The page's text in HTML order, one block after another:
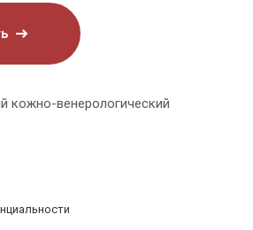
кожно-венерологический